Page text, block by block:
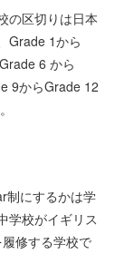
の区切りは日本
Grade 1から
6 から
9からGrade 12
制にするかは学
学校がイギリス
修する学校で